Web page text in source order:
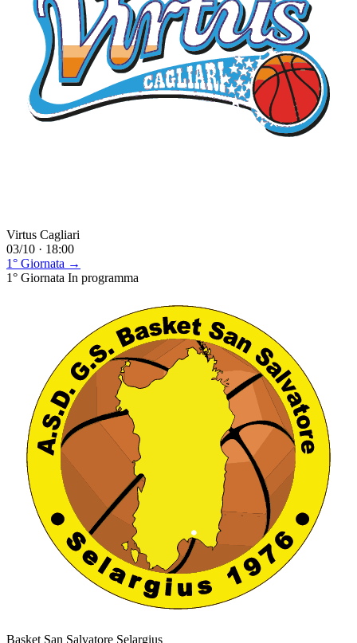
Virtus Cagliari
03/10 · 18:00
1° Giornata →
1° Giornata In programma
Basket San Salvatore Selargius